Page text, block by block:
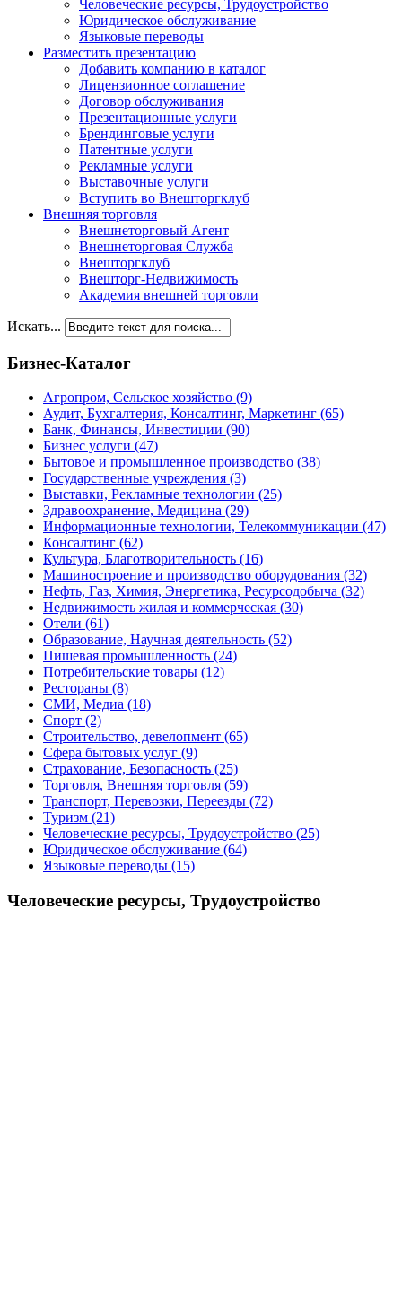
Человеческие ресурсы, Трудоустройство
Юридическое обслуживание
Языковые переводы
Разместить презентацию
Добавить компанию в каталог
Лицензионное соглашение
Договор обслуживания
Презентационные услуги
Брендинговые услуги
Патентные услуги
Рекламные услуги
Выставочные услуги
Вступить во Внешторгклуб
Внешняя торговля
Внешнеторговый Агент
Внешнеторговая Служба
Внешторгклуб
Внешторг-Недвижимость
Академия внешней торговли
Искать...
Бизнес-Каталог
Агропром, Сельское хозяйство (9)
Аудит, Бухгалтерия, Консалтинг, Маркетинг (65)
Банк, Финансы, Инвестиции (90)
Бизнес услуги (47)
Бытовое и промышленное производство (38)
Государственные учреждения (3)
Выставки, Рекламные технологии (25)
Здравоохранение, Медицина (29)
Информационные технологии, Телекоммуникации (47)
Консалтинг (62)
Культура, Благотворительность (16)
Машиностроение и производство оборудования (32)
Нефть, Газ, Химия, Энергетика, Ресурсодобыча (32)
Недвижимость жилая и коммерческая (30)
Отели (61)
Образование, Научная деятельность (52)
Пишевая промышленность (24)
Потребительские товары (12)
Рестораны (8)
СМИ, Медиа (18)
Спорт (2)
Строительство, девелопмент (65)
Сфера бытовых услуг (9)
Страхование, Безопасность (25)
Торговля, Внешняя торговля (59)
Транспорт, Перевозки, Переезды (72)
Туризм (21)
Человеческие ресурсы, Трудоустройство (25)
Юридическое обслуживание (64)
Языковые переводы (15)
Человеческие ресурсы, Трудоустройство